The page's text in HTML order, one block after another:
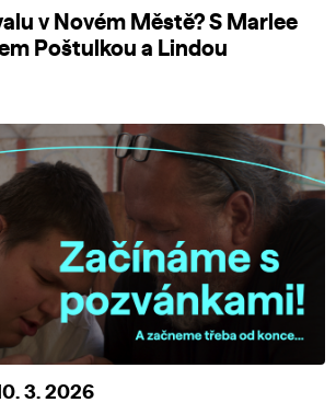
v Novém Městě? S Marlee
Poštulkou a Lindou
3. 2026